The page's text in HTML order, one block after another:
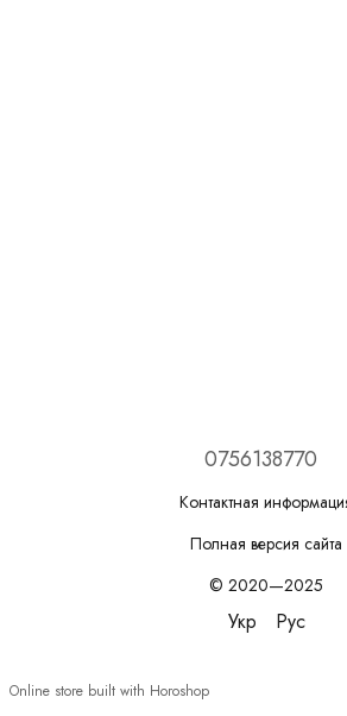
0756138770
Контактная
Полная версия сайта
© 2020—2025
Укр Рус
Online store built with Horoshop